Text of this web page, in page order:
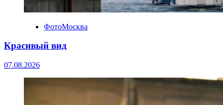
ФотоМосква
Красивый вид
07.08.2026